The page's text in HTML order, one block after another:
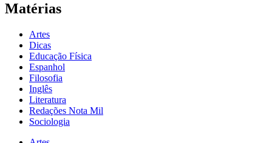
Matérias
Artes
Dicas
Educação Física
Espanhol
Filosofia
Inglês
Literatura
Redações Nota Mil
Sociologia